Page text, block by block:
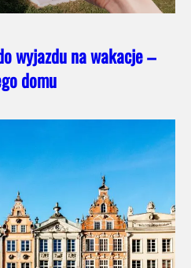
wyjazdu na wakacje –
domu